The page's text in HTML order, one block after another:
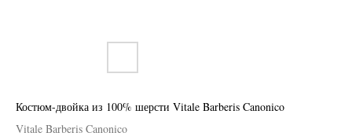
Костюм-двойка из 100% шерсти Vitale Barberis Canonico
Vitale Barberis Canonico